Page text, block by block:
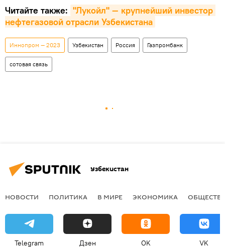
Читайте также: "Лукойл" — крупнейший инвестор
нефтегазовой отрасли Узбекистана
Иннопром — 2023 Узбекистан Россия Газпромбанк
сотовая связь
Узбекистан
НОВОСТИ ПОЛИТИКА В МИРЕ ЭКОНОМИКА
Telegram Дзен OK VK